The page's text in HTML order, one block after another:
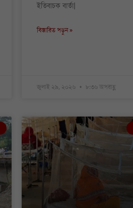
ইতিবাচক বার্তা|
বিস্তারিত পড়ুন »
জুলাই ২৯, ২০২৬ ৮:৩৬ অপরাহ্ণ